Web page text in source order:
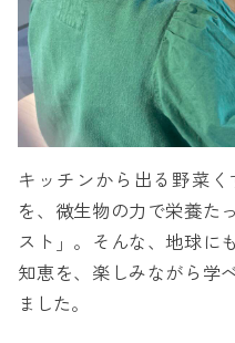
キッチンから出る野菜
を、微生物の力で栄養た
スト」。そんな、地球に
知恵を、楽しみながら学
ました。